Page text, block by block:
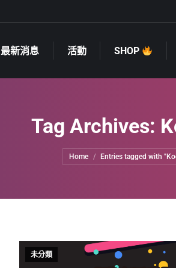
最新消息 活動 SHOP
Tag Archives:
You are here:
Home Entries tagged with
未分類